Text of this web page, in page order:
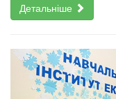
Детальніше